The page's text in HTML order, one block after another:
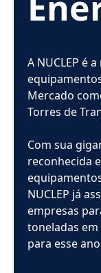
A NUCLEP é
Mercado
Torres de
Com sua
reconhecida
NUCLEP já
empresas
toneladas em
para esse